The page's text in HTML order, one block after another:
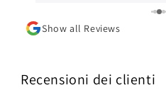
Show all Reviews
Recensioni dei clienti